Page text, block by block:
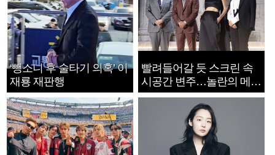
‘뺑소니 후 술타기 의혹’ 이
재룡 재판행
빨려들어갈 듯 스크린 속
시공간 변주…놀란의 메시
지는 ‘전쟁 속죄’